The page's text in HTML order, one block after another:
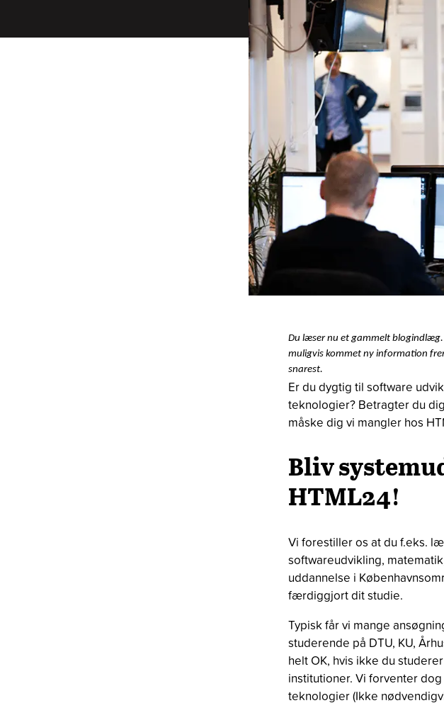
Du læser nu et gammelt
muligvis kommet ny information
snarest.
Er du dygtig til software
teknologier? Betragter du
måske dig vi mangler hos
Bliv
HTML24!
Vi forestiller os at du f.eks.
softwareudvikling,
uddannelse i
færdiggjort dit studie.
Typisk får vi mange
studerende på DTU, KU,
helt OK, hvis ikke du
institutioner. Vi forventer
teknologier (Ikke